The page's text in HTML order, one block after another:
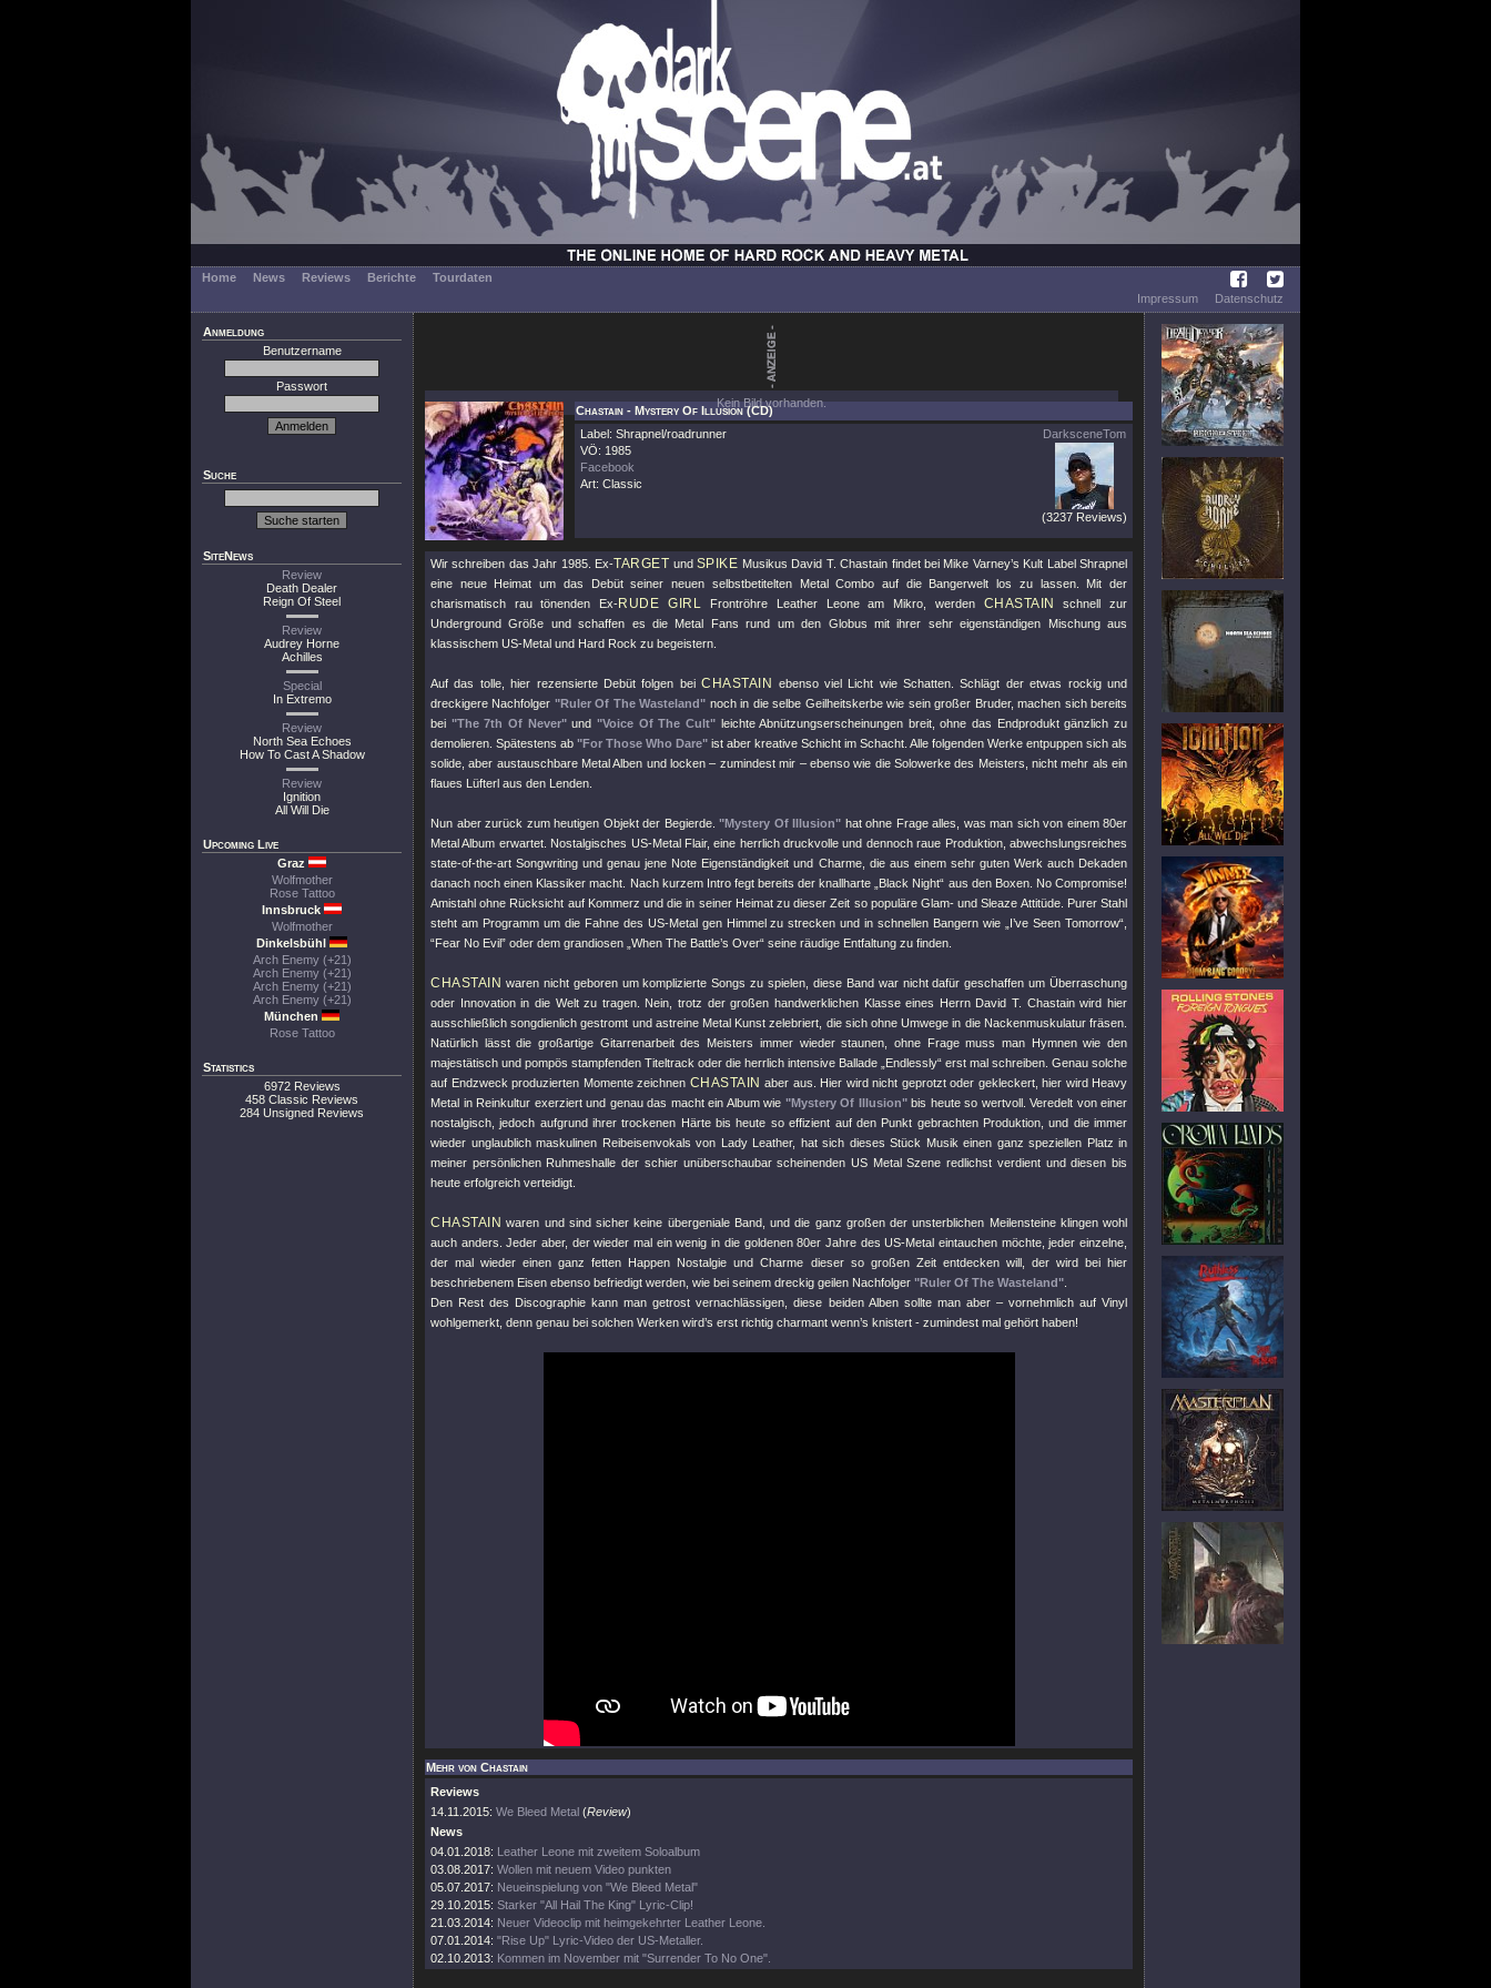
Home News Reviews Berichte
Tourdaten
Impressum
Datenschutz
Anmeldung
Benutzername
Passwort
Suche
SiteNews
Review
Death Dealer
Reign Of Steel
Review
Audrey Horne
Achilles
Special
In Extremo
Review
North Sea Echoes
How To Cast A Shadow
Review
Ignition
All Will Die
Upcoming Live
Graz
Wolfmother
Rose Tattoo
Innsbruck
Wolfmother
Dinkelsbühl
Arch Enemy (+21)
Arch Enemy (+21)
Arch Enemy (+21)
Arch Enemy (+21)
München
Rose Tattoo
Statistics
6972 Reviews
458 Classic Reviews
284 Unsigned Reviews
Kein Bild vorhanden.
Chastain - Mystery Of Illusion (CD)
Label: Shrapnel/roadrunner
VÖ: 1985
Facebook
Art: Classic
DarksceneTom
(3237 Reviews)
Wir schreiben das Jahr 1985. Ex-TARGET und SPIKE Musikus David T. Chastain findet bei Mike Varney’s Kult Label Shrapnel
eine neue Heimat um das Debüt seiner neuen selbstbetitelten Metal Combo auf die Bangerwelt los zu lassen. Mit der
charismatisch rau tönenden Ex-RUDE GIRL Frontröhre Leather Leone am Mikro, werden CHASTAIN
schnell zur
Underground Größe und schaffen es die Metal Fans rund um den Globus mit ihrer sehr eigenständigen Mischung aus
klassischem US-Metal und Hard Rock zu begeistern.
Auf das tolle, hier rezensierte Debüt folgen beiCHASTAIN
ebenso viel Licht wie Schatten. Schlägt der etwas rockig und
dreckigere Nachfolger "Ruler Of The Wasteland" noch in die selbe Geilheitskerbe wie sein großer Bruder, machen sich bereits
bei "The 7th Of Never"und "Voice Of The Cult"leichte Abnützungserscheinungen breit, ohne das Endprodukt gänzlich zu
demolieren. Spätestens ab "For Those Who Dare" ist aber kreative Schicht im Schacht. Alle folgenden Werke entpuppen sich als
solide, aber austauschbare Metal Alben und locken – zumindest mir – ebenso wie die Solowerke des Meisters, nicht mehr als ein
flaues Lüfterl aus den Lenden.
Nun aber zurück zum heutigen Objekt der Begierde. "Mystery Of Illusion" hat ohne Frage alles, was man sich von einem 80er
Metal Album erwartet. Nostalgisches US-Metal Flair, eine herrlich druckvolle und dennoch raue Produktion, abwechslungsreiches
state-of-the-art Songwriting und genau jene Note Eigenständigkeit und Charme, die aus einem sehr guten Werk auch Dekaden
danach noch einen Klassiker macht. Nach kurzem Intro fegt bereits der knallharte „Black Night“ aus den Boxen. No Compromise!
Amistahl ohne Rücksicht auf Kommerz und die in seiner Heimat zu dieser Zeit so populäre Glam- und Sleaze Attitüde. Purer Stahl
steht am Programm um die Fahne des US-Metal gen Himmel zu strecken und in schnellen Bangern wie „I’ve Seen Tomorrow“,
“Fear No Evil” oder dem grandiosen „When The Battle’s Over“ seine räudige Entfaltung zu finden.
CHASTAIN waren nicht geboren um komplizierte Songs zu spielen, diese Band war nicht dafür geschaffen um Überraschung
oder Innovation in die Welt zu tragen. Nein, trotz der großen handwerklichen Klasse eines Herrn David T. Chastain wird hier
ausschließlich songdienlich gestromt und astreine Metal Kunst zelebriert, die sich ohne Umwege in die Nackenmuskulatur fräsen.
Natürlich lässt die großartige Gitarrenarbeit des Meisters immer wieder staunen, ohne Frage muss man Hymnen wie den
majestätisch und pompös stampfenden Titeltrack oder die herrlich intensive Ballade „Endlessly“ erst mal schreiben. Genau solche
auf Endzweck produzierten Momente zeichnen CHASTAIN aber aus. Hier wird nicht geprotzt oder gekleckert, hier wird Heavy
Metal in Reinkultur exerziert und genau das macht ein Album wie "Mystery Of Illusion"bis heute so wertvoll. Veredelt von einer
nostalgisch, jedoch aufgrund ihrer trockenen Härte bis heute so effizient auf den Punkt gebrachten Produktion, und die immer
wieder unglaublich maskulinen Reibeisenvokals von Lady Leather, hat sich dieses Stück Musik einen ganz speziellen Platz in
meiner persönlichen Ruhmeshalle der schier unüberschaubar scheinenden US Metal Szene redlichst verdient und diesen bis
heute erfolgreich verteidigt.
CHASTAIN waren und sind sicher keine übergeniale Band, und die ganz großen der unsterblichen Meilensteine klingen wohl
auch anders. Jeder aber, der wieder mal ein wenig in die goldenen 80er Jahre des US-Metal eintauchen möchte, jeder einzelne,
der mal wieder einen ganz fetten Happen Nostalgie und Charme dieser so großen Zeit entdecken will, der wird bei hier
beschriebenem Eisen ebenso befriedigt werden, wie bei seinem dreckig geilen Nachfolger "Ruler Of The Wasteland"
Den Rest des Discographie kann man getrost vernachlässigen, diese beiden Alben sollte man aber – vornehmlich auf Vinyl
wohlgemerkt, denn genau bei solchen Werken wird’s erst richtig charmant wenn’s knistert - zumindest mal gehört haben!
Mehr von Chastain
Reviews
14.11.2015: We Bleed Metal (Review)
News
04.01.2018: Leather Leone mit zweitem Soloalbum
03.08.2017: Wollen mit neuem Video punkten
05.07.2017: Neueinspielung von "We Bleed Metal"
29.10.2015: Starker "All Hail The King" Lyric-Clip!
21.03.2014: Neuer Videoclip mit heimgekehrter Leather Leone.
07.01.2014: "Rise Up" Lyric-Video der US-Metaller.
02.10.2013: Kommen im November mit "Surrender To No One".